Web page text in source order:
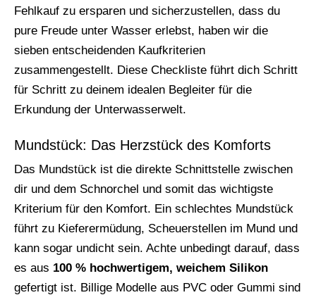
Fehlkauf zu ersparen und sicherzustellen, dass du
pure Freude unter Wasser erlebst, haben wir die
sieben entscheidenden Kaufkriterien
zusammengestellt. Diese Checkliste führt dich Schritt
für Schritt zu deinem idealen Begleiter für die
Erkundung der Unterwasserwelt.
Mundstück: Das Herzstück des Komforts
Das Mundstück ist die direkte Schnittstelle zwischen
dir und dem Schnorchel und somit das wichtigste
Kriterium für den Komfort. Ein schlechtes Mundstück
führt zu Kieferermüdung, Scheuerstellen im Mund und
kann sogar undicht sein. Achte unbedingt darauf, dass
es aus 100 % hochwertigem, weichem Silikon
gefertigt ist. Billige Modelle aus PVC oder Gummi sind